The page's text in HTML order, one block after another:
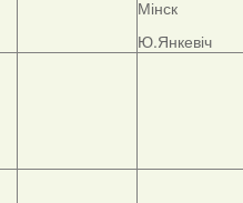
Мінск
Ю.Янкевіч